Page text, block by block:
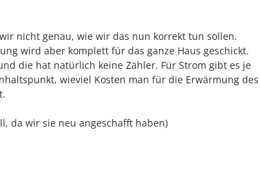
nicht genau, wie wir das nun korrekt tun sollen.
wird aber komplett für das ganze Haus geschickt.
die hat natürlich keine Zähler. Für Strom gibt es je
wieviel Kosten man für die Erwärmung des
da wir sie neu angeschafft haben)